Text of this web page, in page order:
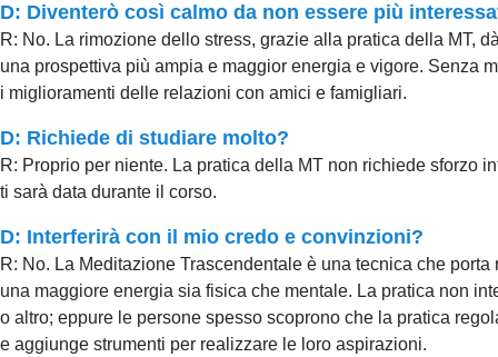
D: Diventerò così calmo da non essere più
R: No. La rimozione dello stress, grazie alla pratica della MT,
una prospettiva più ampia e maggior energia e vigore. Senza
i miglioramenti delle relazioni con amici e famigliari.
D: Richiede di studiare molto?
R: Proprio per niente. La pratica della MT non richiede sforzo
ti sarà data durante il corso.
D: Interferirà con il mio credo e convinzioni?
R: No. La Meditazione Trascendentale è una tecnica che
una maggiore energia sia fisica che mentale. La pratica non
o altro; eppure le persone spesso scoprono che la pratica
e aggiunge strumenti per realizzare le loro aspirazioni.